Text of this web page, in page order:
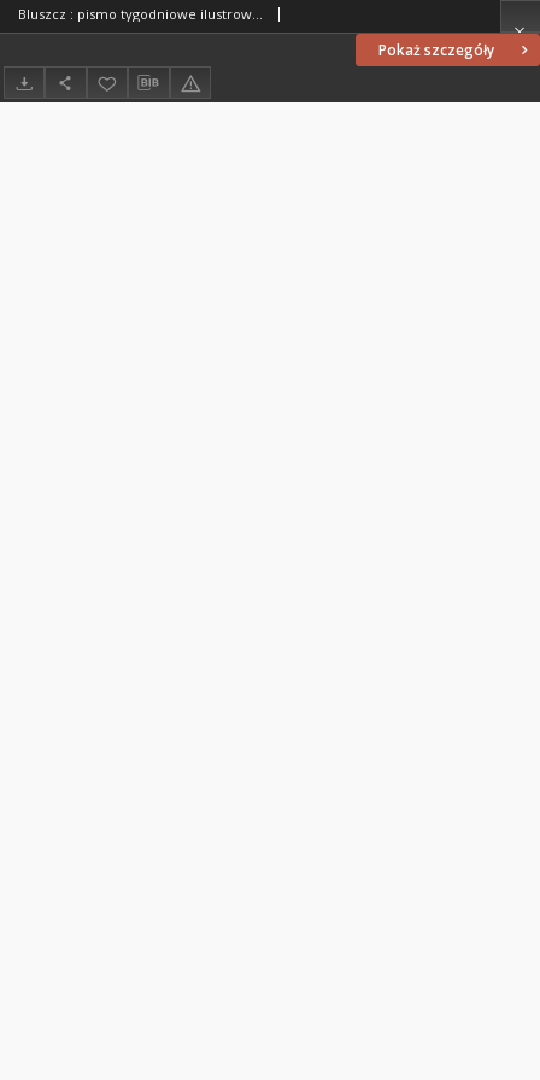
Pokaż szczegóły
Bluszcz : pismo tygodniowe ilustrowane poświęcone sprawom kobiecym, 1912 R. 48, nr 33